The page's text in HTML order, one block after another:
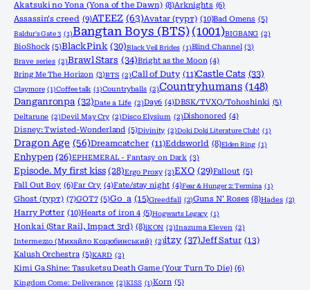
Akatsuki no Yona (Yona of the Dawn) (8)Arknights (6)
Assassin's creed (9)ATEEZ (63)Avatar (гурт) (10)Bad Omens (5)
Baldur's Gate 3 (1)Bangtan Boys (BTS) (1001)BIGBANG (2)
BioShock (5)BlackPink (30)Black Veil Brides (1)Blind Channel (3)
Brave series (2)Brawl Stars (34)Bright as the Moon (4)
Bring Me The Horizon (3)BTS (2)Call of Duty (11)Castle Cats (33)
Claymore (1)Coffee talk (1)Countryballs (2)Countryhumans (148)
Danganronpa (32)Date a Life (2)Day6 (4)DBSK/TVXQ/Tohoshinki (5)
Deltarune (2)Devil May Cry (2)Disco Elysium (2)Dishonored (4)
Disney: Twisted-Wonderland (5)Divinity (2)Doki Doki Literature Club! (1)
Dragon Age (56)Dreamcatcher (11)Eddsworld (8)Elden Ring (1)
Enhypen (26)EPHEMERAL - Fantasy on Dark (3)
Episode. My first kiss (28)Ergo Proxy (2)EXO (29)Fallout (5)
Fall Out Boy (6)Far Cry (4)Fate/stay night (4)Fear & Hunger 2: Termina (1)
Ghost (гурт) (7)GOT7 (5)Go_a (15)Greedfall (2)Guns N' Roses (8)Hades (2)
Harry Potter (10)Hearts of iron 4 (5)Hogwarts Legacy (1)
Honkai (Star Rail, Impact 3rd) (8)iKON (2)Inazuma Eleven (2)
Intermezzo (Михайло Коцюбинський) (2)itzy (37)Jeff Satur (13)
Kalush Orchestra (5)KARD (2)
Kimi Ga Shine: Tasuketsu Death Game (Your Turn To Die) (6)
Kingdom Come: Deliverance (2)KISS (1)Korn (5)